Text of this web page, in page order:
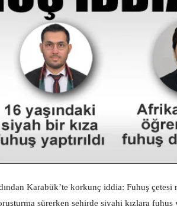
Karabük’te korkunç iddia: Fuhuş çetesi
sürerken şehirde siyahi kızlara fuhuş